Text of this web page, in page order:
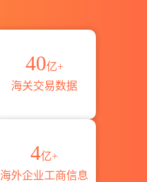
40亿+
海关交易数据
4亿+
海外企业工商信息